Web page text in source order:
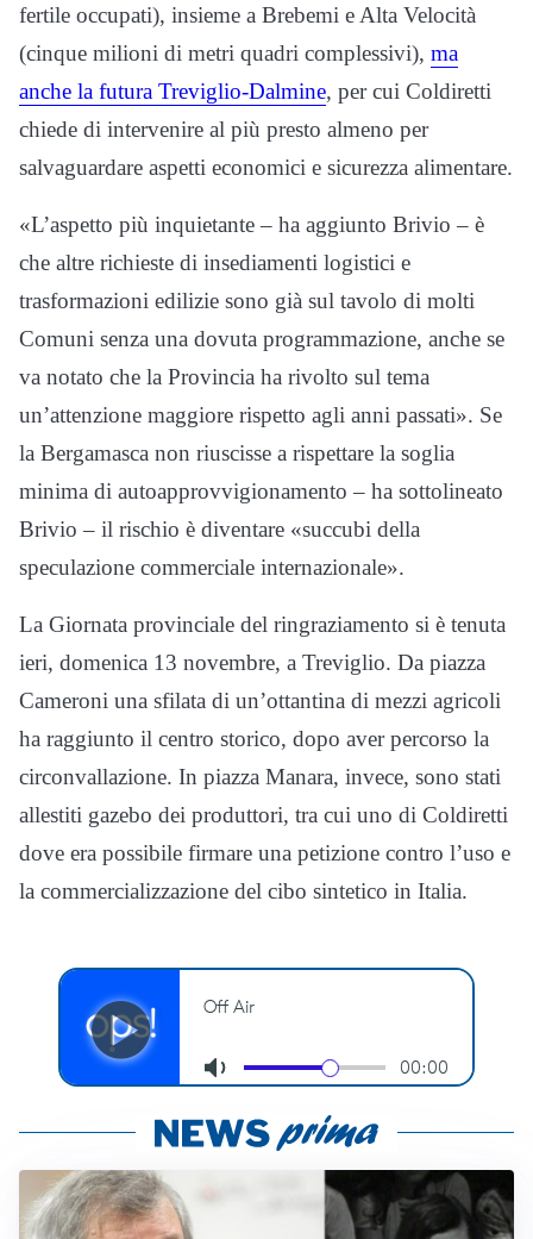
fertile occupati), insieme a Brebemi e Alta Velocità
(cinque milioni di metri quadri complessivi), ma
anche la futura Treviglio-Dalmine, per cui Coldiretti
chiede di intervenire al più presto almeno per
salvaguardare aspetti economici e sicurezza alimentare.
«L’aspetto più inquietante – ha aggiunto Brivio – è
che altre richieste di insediamenti logistici e
trasformazioni edilizie sono già sul tavolo di molti
Comuni senza una dovuta programmazione, anche se
va notato che la Provincia ha rivolto sul tema
un’attenzione maggiore rispetto agli anni passati». Se
la Bergamasca non riuscisse a rispettare la soglia
minima di autoapprovvigionamento – ha sottolineato
Brivio – il rischio è diventare «succubi della
speculazione commerciale internazionale».
La Giornata provinciale del ringraziamento si è tenuta
ieri, domenica 13 novembre, a Treviglio. Da piazza
Cameroni una sfilata di un’ottantina di mezzi agricoli
ha raggiunto il centro storico, dopo aver percorso la
circonvallazione. In piazza Manara, invece, sono stati
allestiti gazebo dei produttori, tra cui uno di Coldiretti
dove era possibile firmare una petizione contro l’uso e
la commercializzazione del cibo sintetico in Italia.